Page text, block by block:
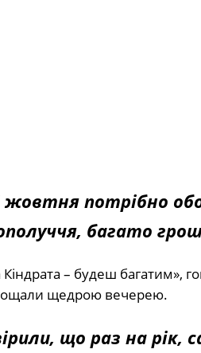
потрібно
багато
– будеш багатим»,
щедрою вечерею.
що раз на рік,